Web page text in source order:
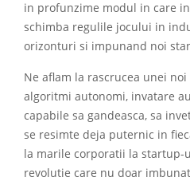
in profunzime modul in care
schimba regulile jocului in
orizonturi si impunand noi
Ne aflam la rascrucea unei
algoritmi autonomi, invatare
capabile sa gandeasca, sa
se resimte deja puternic in
la marile corporatii la startup-
revolutie care nu doar